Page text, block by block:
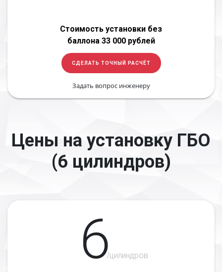
Стоимость установки без
баллона 33 000 рублей
СДЕЛАТЬ ТОЧНЫЙ РАСЧЁТ
Задать вопрос инженеру
Цены на установку ГБО
(6 цилиндров)
6/цилиндров